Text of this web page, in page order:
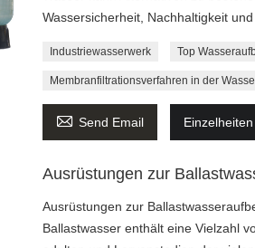
Wassersicherheit, Nachhaltigkeit
Industriewasserwerk Top
Membranfiltrationsverfahren in der
 Send Email Einzelheiten
Ausrüstungen zur
Ausrüstungen zur
Ballastwasser enthält eine Vielzahl